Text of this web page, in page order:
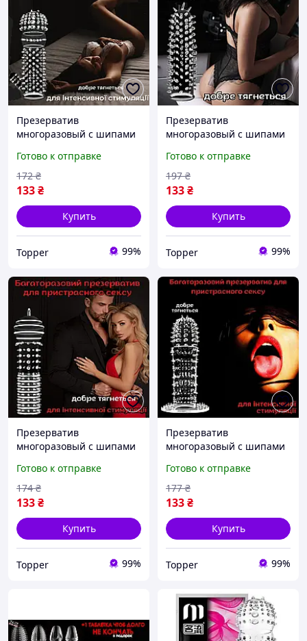
Презерватив
многоразовый с шипами
Мощный и долгий эффект
Готово к отправке
133₴
172 ₴
Купить
Topper 99%
Презерватив
многоразовый с шипами
яркой ночи
Готово к отправке
133₴
197 ₴
Купить
Topper 99%
Презерватив
многоразовый с шипами
Новые яркие ощущения
Готово к отправке
133₴
174 ₴
Купить
Topper 99%
Презерватив
многоразовый с шипами
новых ощущений в
постели
Готово к отправке
133₴
177 ₴
Купить
Topper 99%